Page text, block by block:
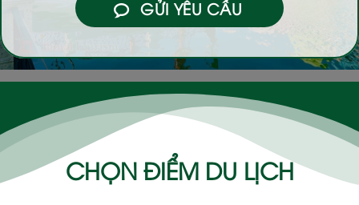
GỬI YÊU CẦU
CHỌN ĐIỂM DU LỊCH